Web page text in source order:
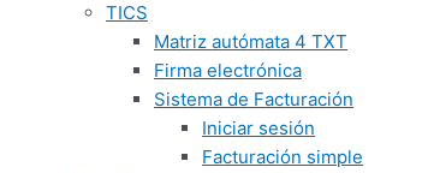
TICS
Matriz autómata 4 TXT
Firma electrónica
Sistema de Facturación
Iniciar sesión
Facturación simple